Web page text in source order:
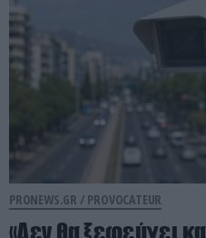
PRONEWS.GR / PROVOCATEUR
«Δεν θα ξεφεύγει